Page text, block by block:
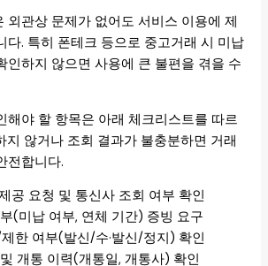
외관상 문제가 없어도 서비스 이용에 제
다. 특히 폰테크 등으로 중고거래 시 미납
인하지 않으면 사용에 큰 불편을 겪을 수
해야 할 항목은 아래 체크리스트를 따르
지 않거나 조회 결과가 불충분하면 거래
전합니다.
공 요청 및 통신사 조회 여부 확인
(미납 여부, 연체 기간) 증빙 요구
한 여부(발신/수·발신/정지) 확인
개통 이력(개통일, 개통사) 확인